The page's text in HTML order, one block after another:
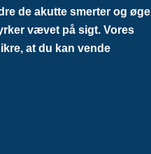
de akutte smerter og øge
vævet på sigt. Vores
at du kan vende